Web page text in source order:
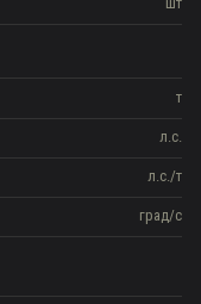
т
л.с.
л.с./т
град/с